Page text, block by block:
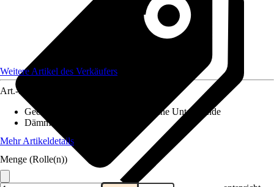
Weitere Artikel des Verkäufers
Art.-Nr.
Geeignete Untergründe
Mineralische Untergründe
Dämmung Trittschall
Mehr Artikeldetails
Menge (Rolle(n))